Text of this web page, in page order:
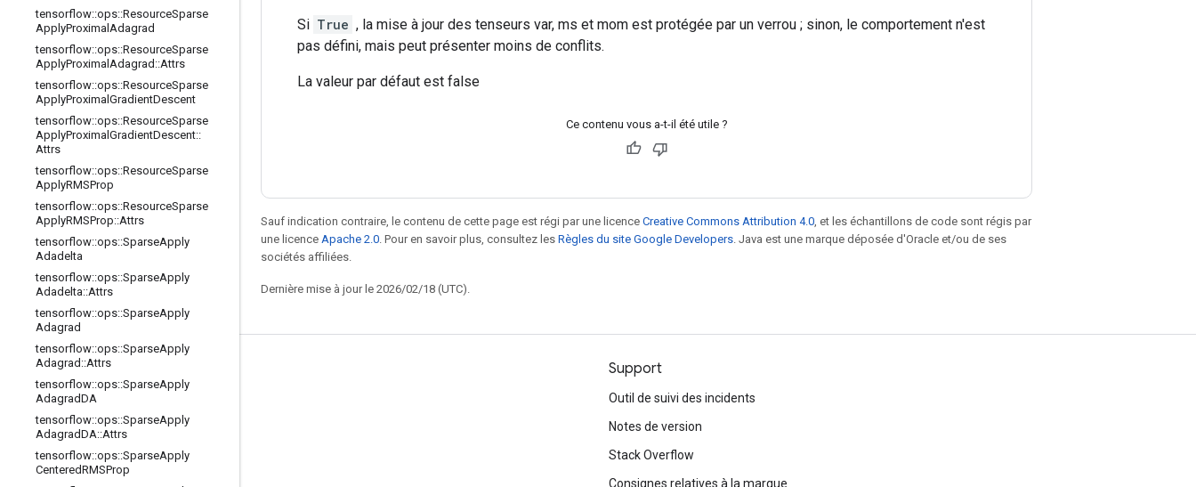
tensorflow::ops::ResourceSparse
ApplyProximal Adagrad
tensorflow::ops::ResourceSparse
ApplyProximal Adagrad ::Attrs
tensorflow::ops::ResourceSparse
ApplyProximal GradientDescent
tensorflow::ops::ResourceSparse
ApplyProximal GradientDescent::
Attrs
tensorflow::ops::ResourceSparse
ApplyRMSProp
tensorflow::ops::ResourceSparse
ApplyRMSProp::Attrs
tensorflow::ops::SparseApply
Adadelta
tensorflow::ops::SparseApply
Adadelta::Attrs
tensorflow::ops::SparseApply
Adagrad
tensorflow::ops::SparseApply
Adagrad ::Attrs
tensorflow::ops::SparseApply
AdagradDA
tensorflow::ops::SparseApply
AdagradDA::Attrs
tensorflow::ops::SparseApply
CenteredRMSProp
Si True , la mise à jour des tenseurs var, ms et mom est protégée par un verrou ; sinon, le comportement n'est
pas défini, mais peut présenter moins de conflits.
La valeur par défaut est false
Ce contenu vous a-t-il été utile ?
Sauf indication contraire, le contenu de cette page est régi par une licence Creative Commons Attribution 4.0 , et les échantillons de code sont régis par
une licence Apache 2.0 . Pour en savoir plus, consultez les Règles du site Google Developers . Java est une marque déposée d'Oracle et/ou de ses
sociétés affiliées.
Dernière mise à jour le 2026/02/18 (UTC).
Rester connecté
Blog
Forum
GitHub
Support
Outil de suivi des incidents
Notes de version
Stack Overflow
Consignes relatives à la marque